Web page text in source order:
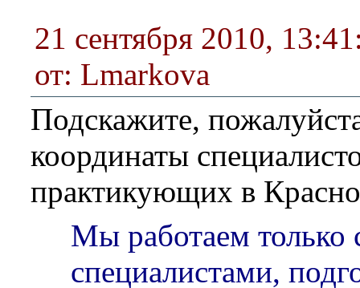
21 сентября 2010,
от: Lmarkova
Подскажите,
координаты
практикующих в
Мы работаем только
специалистами,